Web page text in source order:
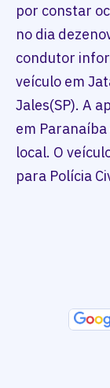
por constar
no dia
condutor
veículo em
Jales(SP). A
em
local. O
para Polícia